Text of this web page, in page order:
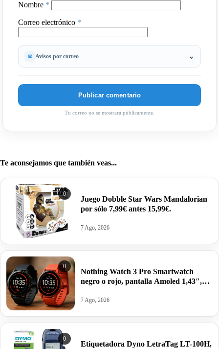
Nombre *
Correo electrónico *
Avisos por correo
Tu correo no se mostrará públicamente.
Te aconsejamos que también veas...
0
Juego Dobble Star Wars Mandalorian
por sólo 7,99€ antes 15,99€.
7 Ago, 2026
0
Nothing Watch 3 Pro Smartwatch
negro o rojo, pantalla Amoled 1,43″,
corporal, autonomía 13 días por 62,52€
7 Ago, 2026
0
Etiquetadora Dyno LetraTag LT-100H,